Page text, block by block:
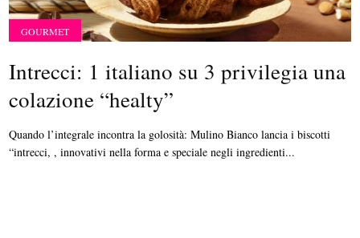
GOURMET
Intrecci: 1 italiano su 3 privilegia una
colazione “healty”
Quando l’integrale incontra la golosità: Mulino Bianco lancia i biscotti
“intrecci, , innovativi nella forma e speciale negli ingredienti...